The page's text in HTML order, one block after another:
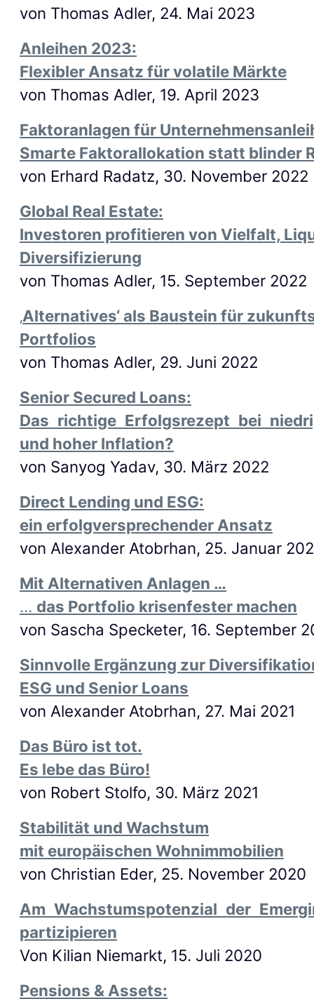
von Thomas Adler, 24. Mai 2023
Anleihen 2023:
Flexibler Ansatz für volatile Märkte
von Thomas Adler, 19. April 2023
Faktoranlagen für
Smarte Faktorallokation statt blinder
von Erhard Radatz, 30. November 2022
Global Real Estate:
Investoren profitieren von Vielfalt,
Diversifizierung
von Thomas Adler, 15. September 2022
‚Alternatives‘ als Baustein für
Portfolios
von Thomas Adler, 29. Juni 2022
Senior Secured Loans:
Das richtige Erfolgsrezept bei
und hoher Inflation?
von Sanyog Yadav, 30. März 2022
Direct Lending und ESG:
ein erfolgversprechender Ansatz
von Alexander Atobrhan, 25. Januar
Mit Alternativen Anlagen …
… das Portfolio krisenfester machen
von Sascha Specketer, 16. September
Sinnvolle Ergänzung zur
ESG und Senior Loans
von Alexander Atobrhan, 27. Mai 2021
Das Büro ist tot.
Es lebe das Büro!
von Robert Stolfo, 30. März 2021
Stabilität und Wachstum
mit europäischen Wohnimmobilien
von Christian Eder, 25. November 2020
Am Wachstumspotenzial der
partizipieren
Von Kilian Niemarkt, 15. Juli 2020
Pensions & Assets: